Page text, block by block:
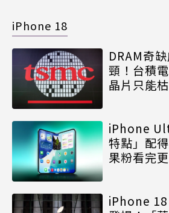
iPhone 18
DRAM奇
頸！台積
晶片只能
iPhone
特點」配
果粉看完
iPhone